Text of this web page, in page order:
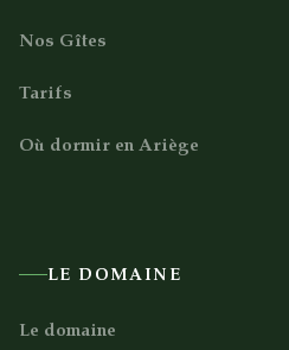
Nos Gîtes
Tarifs
Où dormir en Ariège
LE DOMAINE
Le domaine